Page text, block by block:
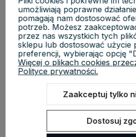
Informacje
O nas
NIP: 5223279970 | REGON:
sklep@kosmetycznyraj.pl|
umożliwiają poprawne
pomagają nam dostosować
potrzeb. Możesz
przez nas wszystkich tych
sklepu lub dostosować użycie
preferencji, wybierając opcję
Więcej o plikach cookies
Polityce prywatności.
Zaakceptuj tylko
Dostosuj